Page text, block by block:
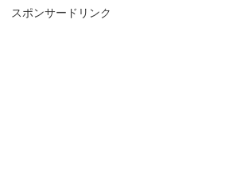
スポンサードリンク